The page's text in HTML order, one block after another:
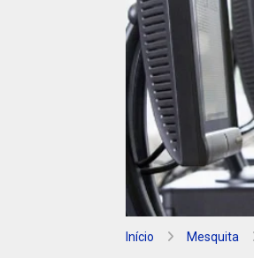
Início Mesquita